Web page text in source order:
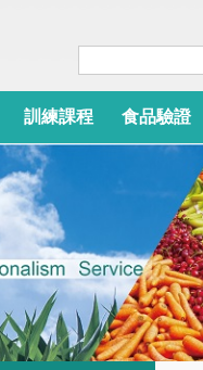
訓練課程 食品驗證